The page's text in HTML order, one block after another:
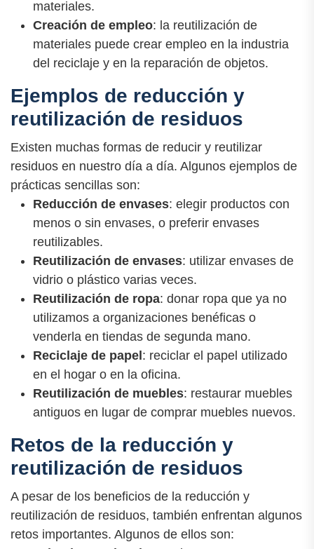
materiales.
Creación de empleo: la reutilización de
materiales puede crear empleo en la industria
del reciclaje y en la reparación de objetos.
Ejemplos de reducción y
reutilización de residuos
Existen muchas formas de reducir y reutilizar
residuos en nuestro día a día. Algunos ejemplos de
prácticas sencillas son:
Reducción de envases: elegir productos con
menos o sin envases, o preferir envases
reutilizables.
Reutilización de envases: utilizar envases de
vidrio o plástico varias veces.
Reutilización de ropa: donar ropa que ya no
utilizamos a organizaciones benéficas o
venderla en tiendas de segunda mano.
Reciclaje de papel: reciclar el papel utilizado
en el hogar o en la oficina.
Reutilización de muebles: restaurar muebles
antiguos en lugar de comprar muebles nuevos.
Retos de la reducción y
reutilización de residuos
A pesar de los beneficios de la reducción y
reutilización de residuos, también enfrentan algunos
retos importantes. Algunos de ellos son: